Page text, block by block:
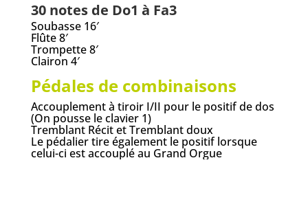
30 notes de Do1 à Fa3
Soubasse 16′
Flûte 8′
Trompette 8′
Clairon 4′
Pédales de combinaisons
Accouplement à tiroir I/II pour le positif de dos
(On pousse le clavier 1)
Tremblant Récit et Tremblant doux
Le pédalier tire également le positif lorsque
celui-ci est accouplé au Grand Orgue